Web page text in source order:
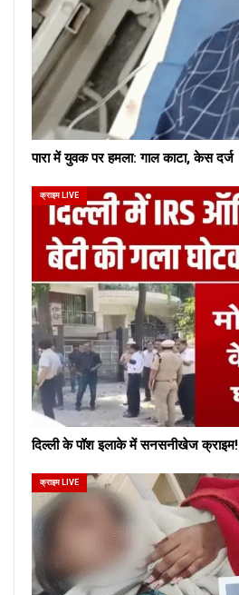
पारा में युवक पर हमला: गाल काटा, केस दर्ज
क्राइम LIVE
दिल्ली के पॉश इलाके में सनसनीखेज क्राइम!
क्राइम LIVE